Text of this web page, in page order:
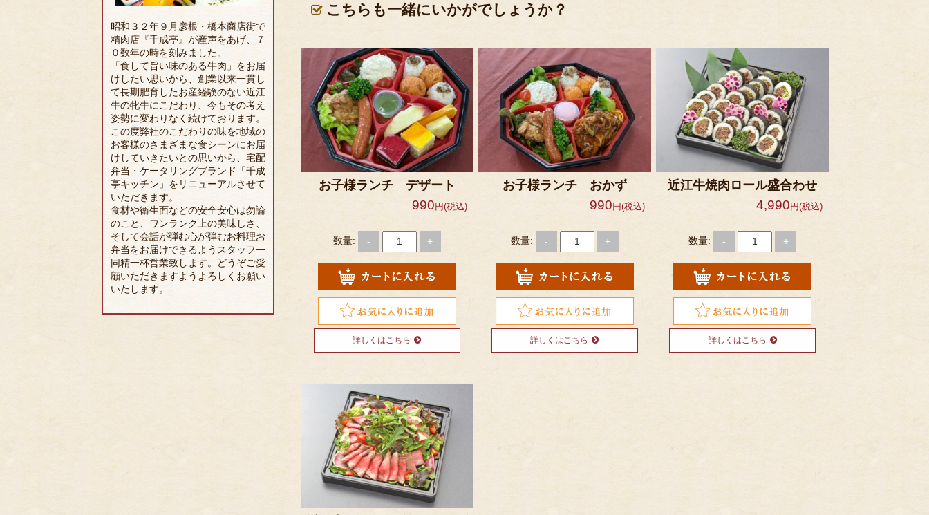
ゲ
シ
ン
こちらも一緒にいかがでしょうか？
お子様ランチ デザート
990 円(税込)
数量: - +
詳しくはこちら
お子様ランチ おかず
990 円(税込)
数量: - +
詳しくはこちら
近江牛焼肉ロール盛合わせ
4,990 円(税込)
数量: - +
Favorite
詳しくはこちら
昭和３２年９月彦根・橋本商店街で
精肉店『千成亭』が産声をあげ、７
０数年の時を刻みました。
「食して旨い味のある牛肉」をお届
けしたい思いから、創業以来一貫し
て長期肥育したお産経験のない近江
牛の牝牛にこだわり、今もその考え
姿勢に変わりなく続けております。
この度弊社のこだわりの味を地域の
お客様のさまざまな食シーンにお届
けしていきたいとの思いから、宅配
弁当・ケータリングブランド「千成
亭キッチン」をリニューアルさせて
いただきます。
食材や衛生面などの安全安心は勿論
のこと、ワンランク上の美味しさ、
そして会話が弾む心が弾むお料理お
弁当をお届けできるようスタッフ一
同精一杯営業致します。どうぞご愛
顧いただきますようよろしくお願い
いたします。